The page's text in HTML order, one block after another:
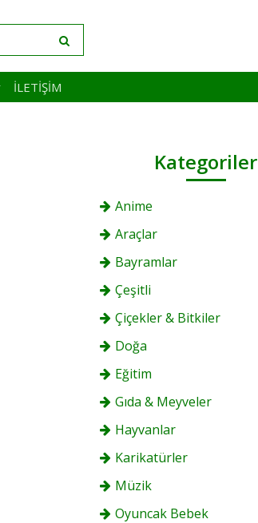
İLETIŞIM
Kategoriler
Anime
Araçlar
Bayramlar
Çeşitli
Çiçekler & Bitkiler
Doğa
Eğitim
Gıda & Meyveler
Hayvanlar
Karikatürler
Müzik
Oyuncak Bebek